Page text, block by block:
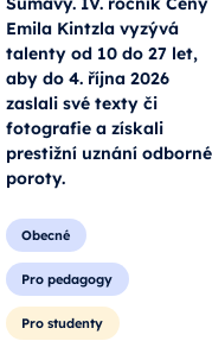
Šumavy. IV. ročník Ceny
Emila Kintzla vyzývá
talenty od 10 do 27 let,
aby do 4. října 2026
zaslali své texty či
fotografie a získali
prestižní uznání odborné
poroty.
Obecné
Pro pedagogy
Pro studenty